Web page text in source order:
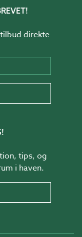
direkte
tips, og
i haven.